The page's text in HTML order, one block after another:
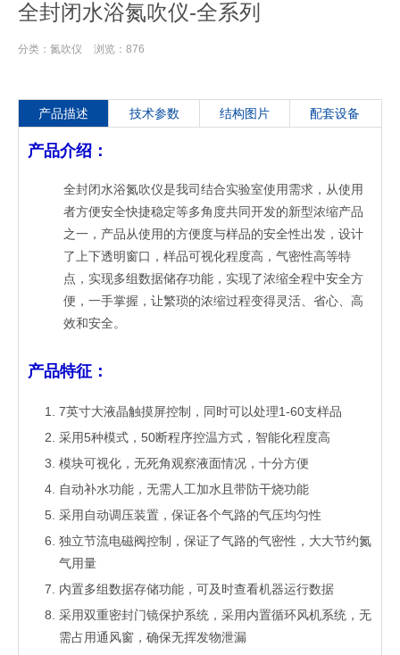
全封闭水浴氮吹仪-全系列
分类： 氮吹仪 浏览： 876
产品描述 技术参数 结构图片 配套设备
产品介绍：
全封闭水浴氮吹仪是我司结合实验室使用需求，从使用
者方便安全快捷稳定等多角度共同开发的新型浓缩产品
之一，产品从使用的方便度与样品的安全性出发，设计
了上下透明窗口，样品可视化程度高，气密性高等特
点，实现多组数据储存功能，实现了浓缩全程中安全方
便，一手掌握，让繁琐的浓缩过程变得灵活、省心、高
效和安全。
产品特征：
7英寸大液晶触摸屏控制，同时可以处理1-60支样品
采用5种模式，50断程序控温方式，智能化程度高
模块可视化，无死角观察液面情况，十分方便
自动补水功能，无需人工加水且带防干烧功能
采用自动调压装置，保证各个气路的气压均匀性
独立节流电磁阀控制，保证了气路的气密性，大大节约氮
气用量
内置多组数据存储功能，可及时查看机器运行数据
采用双重密封门镜保护系统，采用内置循环风机系统，无
需占用通风窗，确保无挥发物泄漏